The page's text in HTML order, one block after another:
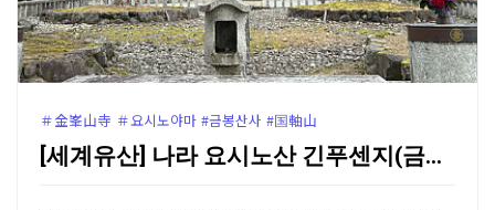
＃金峯山寺 ＃요시노야마 #금봉산사 #国軸山
[세계유산] 나라 요시노산 긴푸센지(금봉산사)와 자오도…